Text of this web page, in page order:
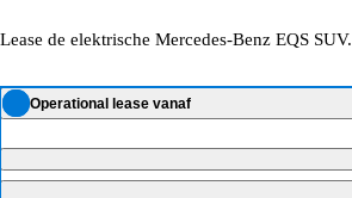
Lease de elektrische Mercedes-Benz EQS SUV.
Operational lease vanaf